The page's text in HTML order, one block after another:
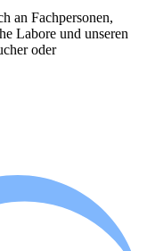
an Fachpersonen,
Labore und unseren
oder